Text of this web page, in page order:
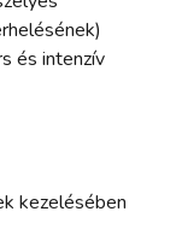
és intenzív
kezelésében